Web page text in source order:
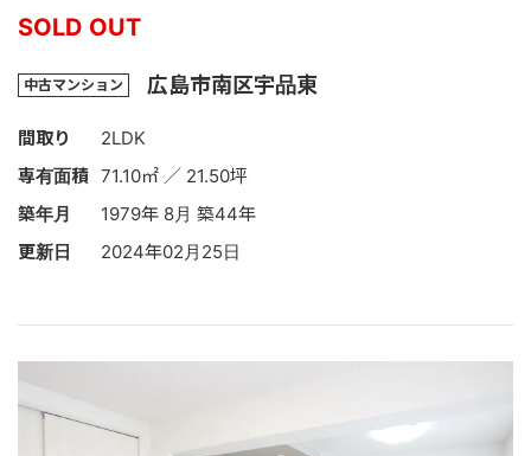
SOLD OUT
中古マンション 広島市南区宇品東
間取り
2LDK
専有面積 71.10㎡ ／ 21.50坪
築年月
1979年 8月 築44年
更新日
2024年02月25日